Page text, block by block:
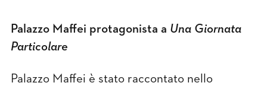
Palazzo Maffei protagonista a Una Giornata
Particolare
Palazzo Maffei è stato raccontato nello